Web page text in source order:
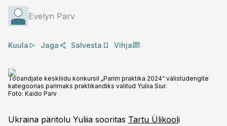
Evelyn Parv
Kuula Jaga Salvesta Vihja
Tööandjate keskliidu konkursil „Parim praktika 2024“ välistudengite
kategoorias parimaks praktikandiks valitud Yuliia Siur.
Foto: Kaido Parv
Ukraina päritolu Yuliia sooritas Tartu Ülikooli